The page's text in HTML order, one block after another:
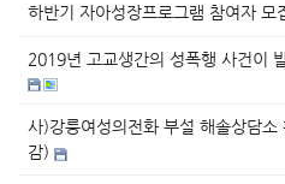
하반기 자아성장프로그램 참여자 모
2019년 고교생간의 성폭행 사건이
사)강릉여성의전화 부설 해솔상담소
감)